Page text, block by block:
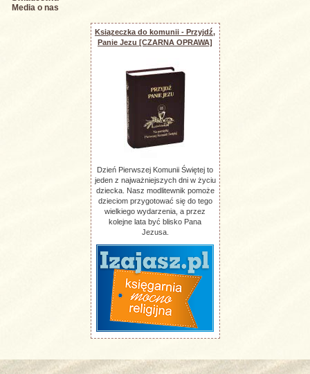
Media o nas
Ksiązeczka do komunii - Przyjdź,
Panie Jezu [CZARNA OPRAWA]
Dzień Pierwszej Komunii Świętej to
jeden z najważniejszych dni w życiu
dziecka. Nasz modlitewnik pomoże
dzieciom przygotować się do tego
wielkiego wydarzenia, a przez
kolejne lata być blisko Pana
Jezusa.